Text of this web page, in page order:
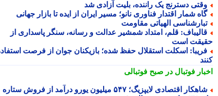
دسترنج یک راننده، بلیت آزادی شد
شمار اقتدار فناوری نانو؛ مسیر ایران از ایده تا بازار جهانی
الهیاتی مقاومت
قلم، امتداد شمشیر عدالت و رسانه، سنگر پاسداری از
است
اسکلت استقلال حفظ شده؛ بازیکنان جوان از فرصت استفاده
فوتبال در صبح فوتبالی
شاهکار اقتصادی لایپزیگ؛ ۵۴۷ میلیون یورو درآمد از فروش ستاره